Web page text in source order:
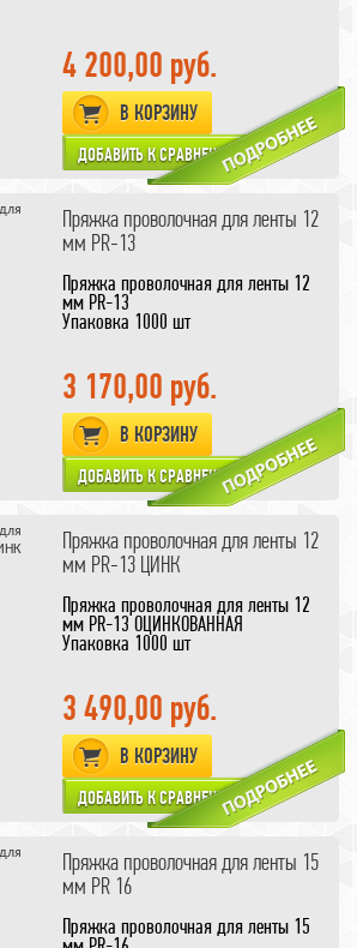
4 200,00 руб.
В КОРЗИНУ
Пряжка проволочная для ленты 12
мм PR-13
Пряжка проволочная для ленты 12
мм PR-13
Упаковка 1000 шт
3 170,00 руб.
В КОРЗИНУ
Пряжка проволочная для ленты 12
мм PR-13 ЦИНК
Пряжка проволочная для ленты 12
мм PR-13 ОЦИНКОВАННАЯ
Упаковка 1000 шт
3 490,00 руб.
В КОРЗИНУ
Пряжка проволочная для ленты 15
мм PR 16
Пряжка проволочная для ленты 15